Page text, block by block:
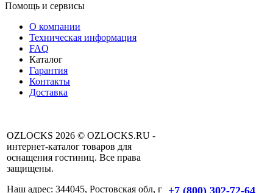
Помощь и сервисы
О компании
Техническая информация
FAQ
Каталог
Гарантия
Контакты
Доставка
OZLOCKS 2026 © OZLOCKS.RU -
интернет-каталог товаров для
оснащения гостиниц. Все права
защищены.
Наш адрес: 344045, Ростовская обл, г